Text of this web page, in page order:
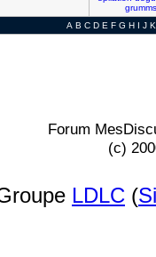
grumms
A B C D E F G H I J K
Forum
(c)
LDLC (